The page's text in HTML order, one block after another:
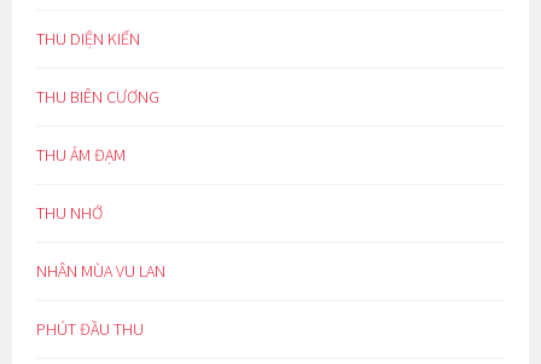
THU DIỆN KIẾN
THU BIÊN CƯƠNG
THU ẢM ĐẠM
THU NHỚ
NHÂN MÙA VU LAN
PHÚT ĐẦU THU